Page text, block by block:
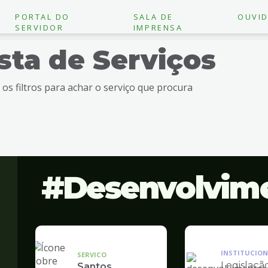
PORTAL DO
SERVIDOR
SALA DE
IMPRENSA
de Serviços
os filtros para achar o serviço que procura
SERVICO